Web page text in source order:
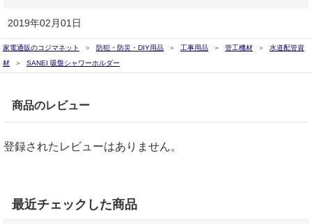
2019年02月01日
家電通販のコジマネット 防犯・防災・DIY用品 工事用品 管工機材
水道配管資
材
SANEI 吸盤シャワーホルダー
商品のレビュー
登録されたレビューはありません。
最近チェックした商品